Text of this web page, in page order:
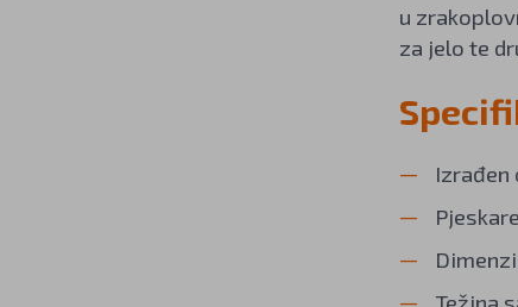
u
za jelo te
Izrađen
Težina